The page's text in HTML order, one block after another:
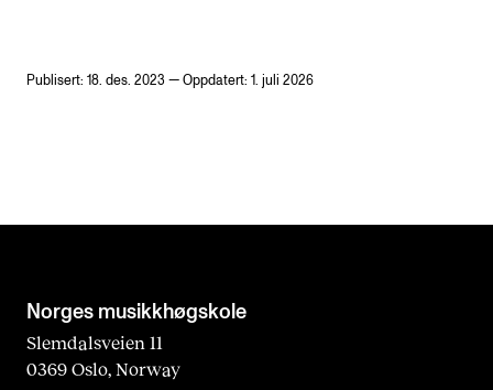
Publisert: 18. des. 2023 — Oppdatert: 1. juli 2026
Norges musikk­høgskole
Slemdalsveien 11
0369 Oslo, Norway